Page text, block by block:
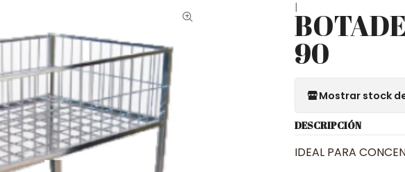
|
90
Mostrar stock
DESCRIPCIÓN
IDEAL PARA